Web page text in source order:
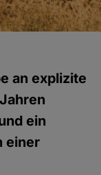
an explizite
ein
einer